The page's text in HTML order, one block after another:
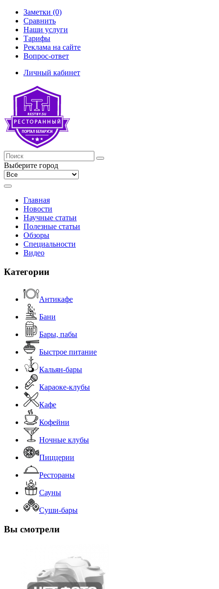
Заметки (0)
Сравнить
Наши услуги
Тарифы
Реклама на сайте
Вопрос-ответ
Личный кабинет
Выберите город
Главная
Новости
Научные статьи
Полезные статьи
Обзоры
Специальности
Видео
Категории
Антикафе
Бани
Бары, пабы
Быстрое питание
Кальян-бары
Караоке-клубы
Кафе
Кофейни
Ночные клубы
Пиццерии
Рестораны
Сауны
Суши-бары
Вы смотрели